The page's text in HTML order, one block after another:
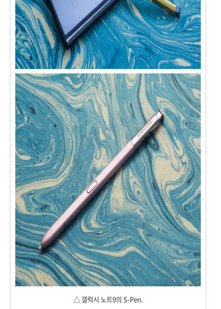
△ 갤럭시 노트9의 S-Pen.